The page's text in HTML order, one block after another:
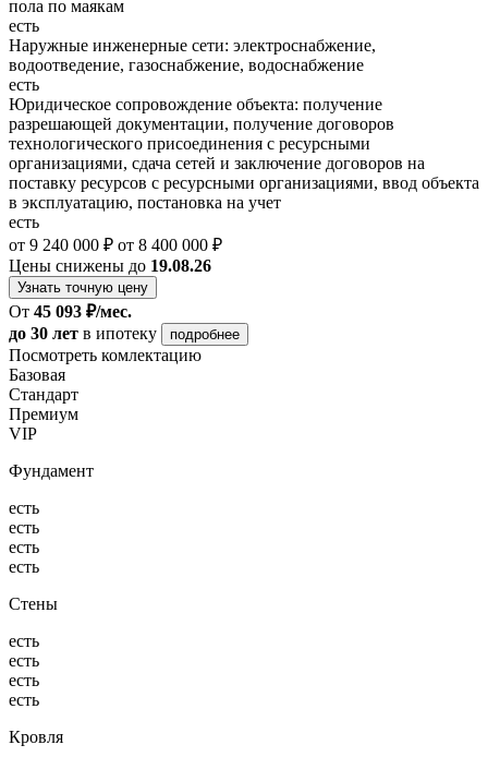
пола по маякам
есть
Наружные инженерные сети: электроснабжение,
водоотведение, газоснабжение, водоснабжение
есть
Юридическое сопровождение объекта: получение
разрешающей документации, получение договоров
технологического присоединения с ресурсными
организациями, сдача сетей и заключение договоров на
поставку ресурсов с ресурсными организациями, ввод объекта
в эксплуатацию, постановка на учет
есть
от 9 240 000 ₽ от 8 400 000 ₽
Цены снижены до 19.08.26
Узнать точную цену
От 45 093 ₽/мес.
до 30 лет в ипотеку подробнее
Посмотреть комлектацию
Базовая
Стандарт
Премиум
VIP
Фундамент
есть
есть
есть
есть
Стены
есть
есть
есть
есть
Кровля